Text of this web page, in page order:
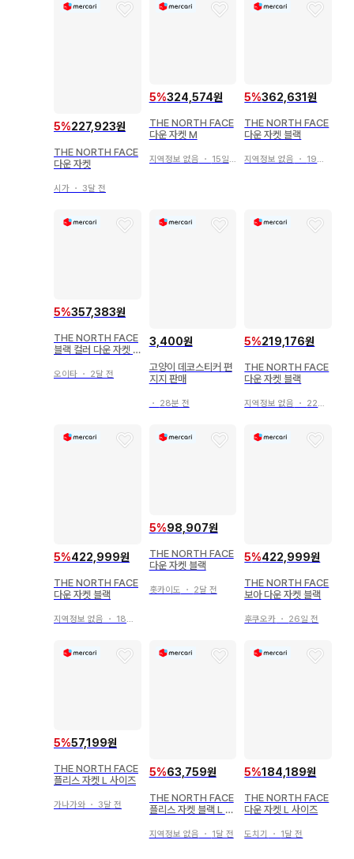
5%227,923원
THE NORTH FACE
다운 자켓
시가 ・ 3달 전
5%324,574원
THE NORTH FACE
다운 자켓 M
지역정보 없음 ・ 15일 전
5%362,631원
THE NORTH FACE
다운 자켓 블랙
지역정보 없음 ・ 19일 전
5%357,383원
THE NORTH FACE
블랙 컬러 다운 자켓 L
오이타 ・ 2달 전
3,400원
고양이 데코스티커 편
지지 판매
・ 28분 전
5%219,176원
THE NORTH FACE
다운 자켓 블랙
지역정보 없음 ・ 22일 전
5%422,999원
THE NORTH FACE
다운 자켓 블랙
지역정보 없음 ・ 18일 전
5%98,907원
THE NORTH FACE
다운 자켓 블랙
홋카이도 ・ 2달 전
5%422,999원
THE NORTH FACE
보아 다운 자켓 블랙
후쿠오카 ・ 26일 전
5%57,199원
THE NORTH FACE
플리스 자켓 L 사이즈
가나가와 ・ 3달 전
5%63,759원
THE NORTH FACE
플리스 자켓 블랙 L 사
지역정보 없음 ・ 1달 전
5%184,189원
THE NORTH FACE
다운 자켓 L 사이즈
도치기 ・ 1달 전